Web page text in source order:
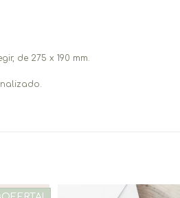
de 275 x 190 mm.